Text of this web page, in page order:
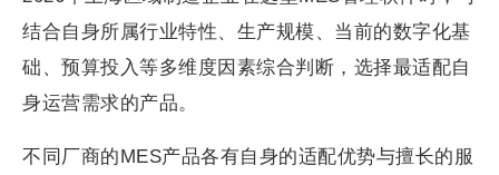
结合自身所属行业特性、生产规模、当前的数字化基
础、预算投入等多维度因素综合判断，选择最适配自
身运营需求的产品。
不同厂商的MES产品各有自身的适配优势与擅长的服